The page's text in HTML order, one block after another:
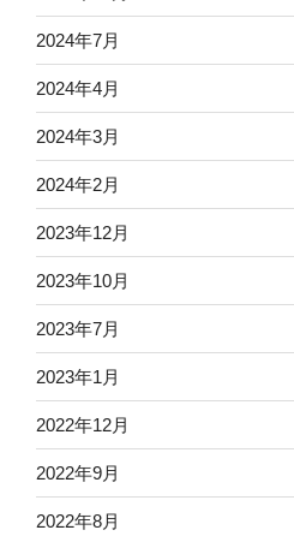
2024年7月
2024年4月
2024年3月
2024年2月
2023年12月
2023年10月
2023年7月
2023年1月
2022年12月
2022年9月
2022年8月